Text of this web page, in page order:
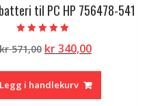
til PC HP 756478-541
5.00
av 5
571,00 Opprinnelig
var:
kr 571,00.
kr340,00Nåværende
kr 340,00.
Legg i handlekurv